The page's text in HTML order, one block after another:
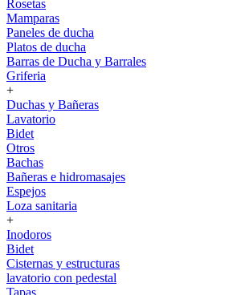
Rosetas
Mamparas
Paneles de ducha
Platos de ducha
Barras de Ducha y Barrales
Griferia
+
Duchas y Bañeras
Lavatorio
Bidet
Otros
Bachas
Bañeras e hidromasajes
Espejos
Loza sanitaria
+
Inodoros
Bidet
Cisternas y estructuras
lavatorio con pedestal
Tapas